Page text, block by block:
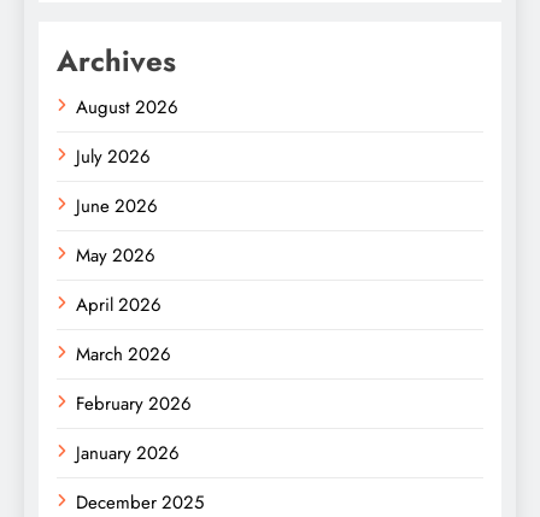
Archives
August 2026
July 2026
June 2026
May 2026
April 2026
March 2026
February 2026
January 2026
December 2025